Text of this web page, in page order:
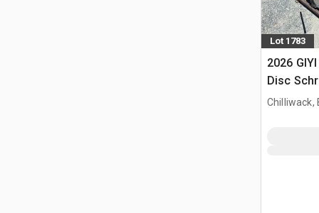
Lot 1783
2026
Disc
(Unused)
Chilliwack,